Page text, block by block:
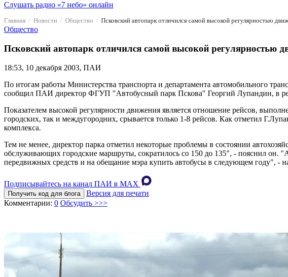
Слушать радио «7 небо» онлайн
Главная Новости Общество Псковский автопарк отличился самой высокой регулярностью
Общество
Псковский автопарк отличился самой высокой регулярностью
18:53, 10 декабря 2003, ПАИ
По итогам работы Министерства транспорта и департамента автомобильного
сообщил ПАИ директор ФГУП "Автобусный парк Пскова" Георгий Лупандин, в
Показателем высокой регулярности движения является отношение рейсов,
городских, так и междугородних, срывается только 1-8 рейсов. Как отметил
комплекса.
Тем не менее, директор парка отметил некоторые проблемы в состоянии
обслуживающих городские маршруты, сократилось со 150 до 135", - пояснил он.
передвижных средств и на обещание мэра купить автобусы в следующем году", -
Подписывайтесь на канал ПАИ в MAХ
Получить код для блога
Версия для печати
Комментарии: 0 Обсудить >>>